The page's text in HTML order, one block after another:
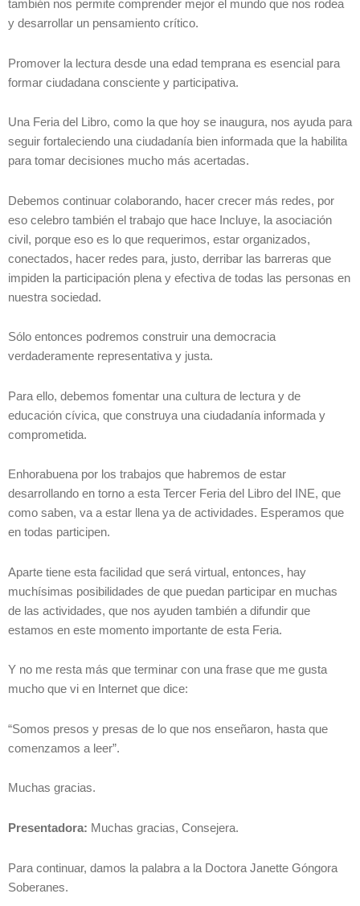
también nos permite comprender mejor el mundo que nos rodea
y desarrollar un pensamiento crítico.
Promover la lectura desde una edad temprana es esencial para
formar ciudadana consciente y participativa.
Una Feria del Libro, como la que hoy se inaugura, nos ayuda para
seguir fortaleciendo una ciudadanía bien informada que la habilita
para tomar decisiones mucho más acertadas.
Debemos continuar colaborando, hacer crecer más redes, por
eso celebro también el trabajo que hace Incluye, la asociación
civil, porque eso es lo que requerimos, estar organizados,
conectados, hacer redes para, justo, derribar las barreras que
impiden la participación plena y efectiva de todas las personas en
nuestra sociedad.
Sólo entonces podremos construir una democracia
verdaderamente representativa y justa.
Para ello, debemos fomentar una cultura de lectura y de
educación cívica, que construya una ciudadanía informada y
comprometida.
Enhorabuena por los trabajos que habremos de estar
desarrollando en torno a esta Tercer Feria del Libro del INE, que
como saben, va a estar llena ya de actividades. Esperamos que
en todas participen.
Aparte tiene esta facilidad que será virtual, entonces, hay
muchísimas posibilidades de que puedan participar en muchas
de las actividades, que nos ayuden también a difundir que
estamos en este momento importante de esta Feria.
Y no me resta más que terminar con una frase que me gusta
mucho que vi en Internet que dice:
“Somos presos y presas de lo que nos enseñaron, hasta que
comenzamos a leer”.
Muchas gracias.
Presentadora: Muchas gracias, Consejera.
Para continuar, damos la palabra a la Doctora Janette Góngora
Soberanes.